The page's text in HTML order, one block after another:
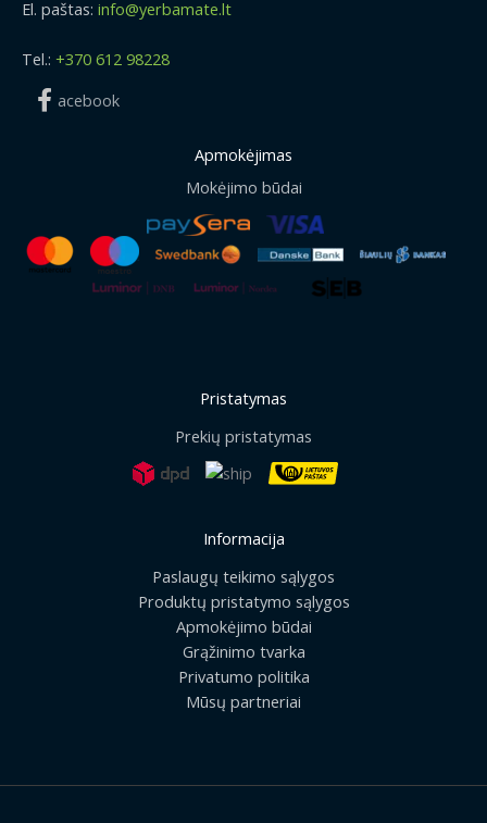
El. paštas: info@yerbamate.lt
Tel.: +370 612 98228
acebook
Apmokėjimas
Mokėjimo būdai
Pristatymas
Prekių pristatymas
Informacija
Paslaugų teikimo sąlygos
Produktų pristatymo sąlygos
Apmokėjimo būdai
Grąžinimo tvarka
Privatumo politika
Mūsų partneriai